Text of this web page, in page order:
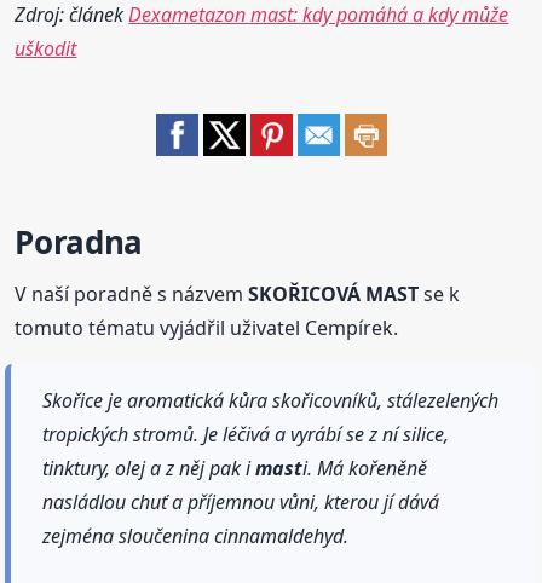
Zdroj: článekDexametazon mast: kdy pomáhá a kdy může
uškodit
Poradna
V naší poradně s názvemSKOŘICOVÁ MASTse k
tomuto tématu vyjádřil uživatel Cempírek.
Skořice je aromatická kůra skořicovníků, stálezelených
tropických stromů. Je léčivá a vyrábí se z ní silice,
tinktury, olej a z něj pak imasti. Má kořeněně
nasládlou chuť a příjemnou vůni, kterou jí dává
zejména sloučenina cinnamaldehyd.